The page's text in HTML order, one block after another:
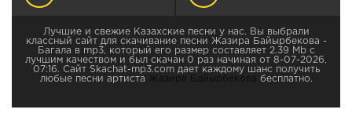
Лучшие и свежие Казахские песни у нас. Вы выбрали
классный сайт для скачивание песни Жазира Байырбекова -
Багала в mp3, который его размер составляет 2.39 Mb с
лучшим качеством и был скачан 0 раз начиная от 8-07-2026,
07:16. Сайт Skachat-mp3.com дает каждому шанс получить
любые песни артиста
Жазира Байырбекова бесплатно.